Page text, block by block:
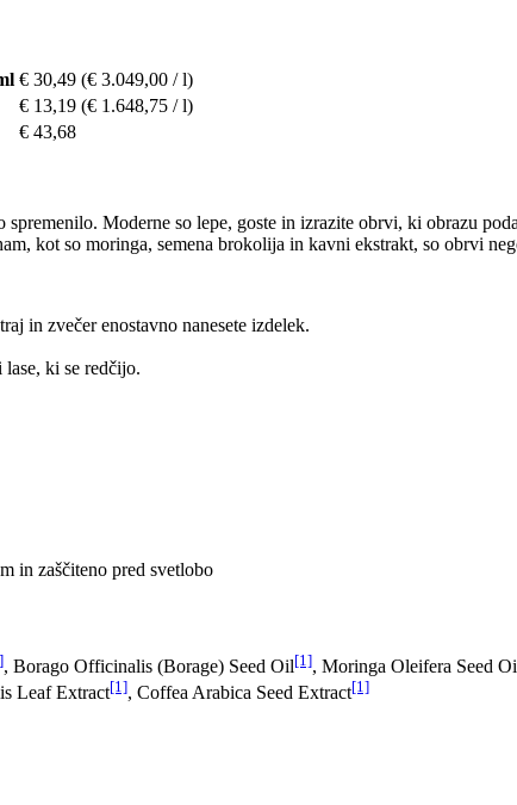
€ 30,49 (€ 3.049,00 / l)
€ 13,19 (€ 1.648,75 / l)
€ 43,68
Moderne so lepe, goste in izrazite obrvi, ki obrazu
kot so moringa, semena brokolija in kavni ekstrakt, so obrvi
in zvečer enostavno nanesete izdelek.
ki se redčijo.
in zaščiteno pred svetlobo
, Borago Officinalis (Borage) Seed Oil[1], Moringa Oleifera Seed
Leaf Extract[1], Coffea Arabica Seed Extract[1]